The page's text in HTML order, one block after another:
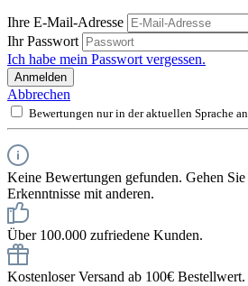
Ihre E-Mail-Adresse
Ihr Passwort
Ich habe mein Passwort vergessen.
Anmelden
Abbrechen
Bewertungen nur in der aktuellen Sprache
Keine Bewertungen gefunden. Gehen
Erkenntnisse mit anderen.
Über 100.000 zufriedene Kunden.
Kostenloser Versand ab 100€ Bestellwert.